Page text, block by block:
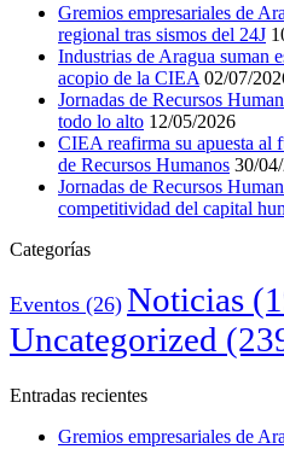
Gremios empresariales de
regional tras sismos del 24J
Industrias de Aragua suman
acopio de la CIEA 02/07/
Jornadas de Recursos
todo lo alto 12/05/2026
CIEA reafirma su apuesta al
de Recursos Humanos 30/
Jornadas de Recursos
competitividad del capital
Categorías
Eventos (26) Noticias
Uncategorized
Entradas recientes
Gremios empresariales de